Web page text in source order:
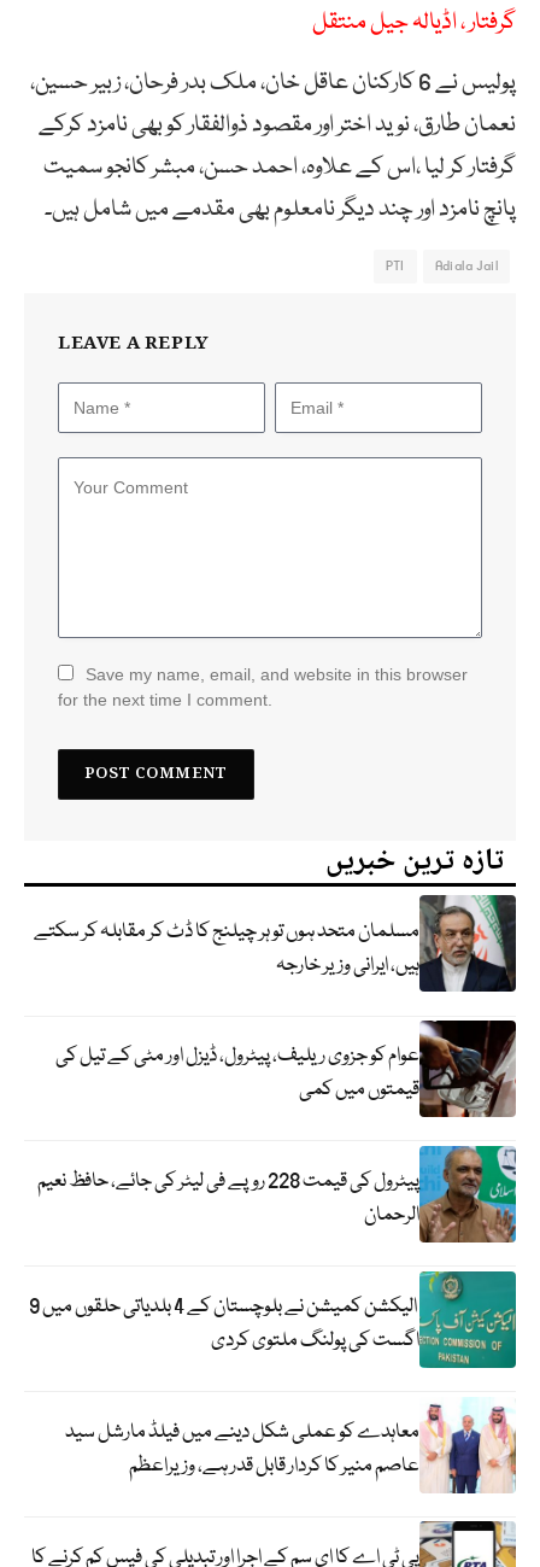
گرفتار ، اڈیالہ جیل منتقل
پولیس نے 6 کارکنان عاقل خان، ملک بدر فرحان، زبیر حسین،
نعمان طارق، نوید اختر اور مقصود ذوالفقار کو بھی نامزد کرکے
گرفتار کر لیا ،اس کے علاوہ، احمد حسن، مبشر کانجو سمیت
پانچ نامزد اور چند دیگر نامعلوم بھی مقدمے میں شامل ہیں۔
Adiala Jail
PTI
LEAVE A REPLY
Save my name, email, and website in this browser
for the next time I comment.
تازہ ترین خبریں
مسلمان متحد ہوں تو ہر چیلنج کا ڈٹ کر مقابلہ کر سکتے
ہیں، ایرانی وزیر خارجہ
عوام کو جزوی ریلیف، پیٹرول، ڈیزل اور مٹی کے تیل کی
قیمتوں میں کمی
پیٹرول کی قیمت 228 روپے فی لیٹر کی جائے، حافظ نعیم
الرحمان
الیکشن کمیشن نے بلوچستان کے 4 بلدیاتی حلقوں میں 9
اگست کی پولنگ ملتوی کردی
معاہدے کو عملی شکل دینے میں فیلڈ مارشل سید
عاصم منیر کا کردار قابل قدر ہے، وزیراعظم
پی ٹی اے کا ای سم کے اجرا اور تبدیلی کی فیس کم کرنے کا